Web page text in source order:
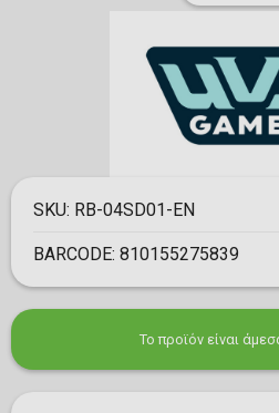
SKU: RB-04SD01-EN
BARCODE: 810155275839
Το προϊόν είναι